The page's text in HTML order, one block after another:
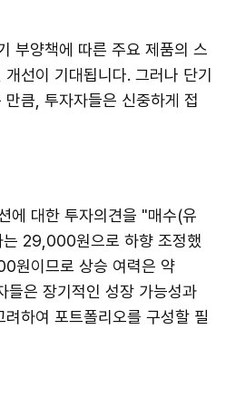
부양책에 따른 주요 제품의 스
선이 기대됩니다. 그러나 단기
큼, 투자자들은 신중하게 접
에 대한 투자의견을 "매수(유
29,000원으로 하향 조정했
원이므로 상승 여력은 약
은 장기적인 성장 가능성과
하여 포트폴리오를 구성할 필